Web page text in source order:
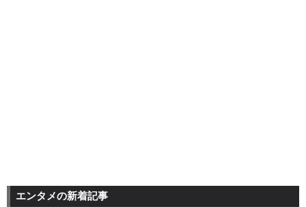
エンタメの新着記事